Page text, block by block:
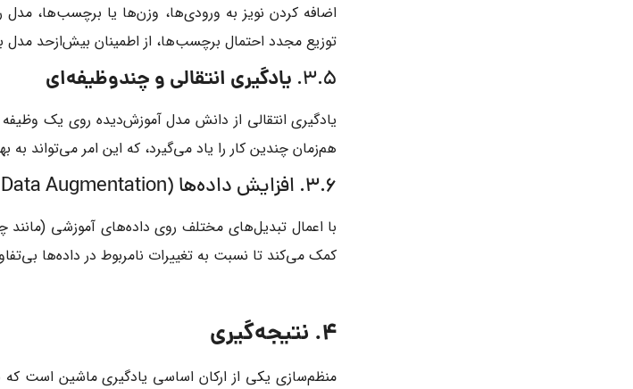
اضافه کردن نویز به ورودی‌ها، وزن‌ها یا برچسب‌ها، مدل
توزیع مجدد احتمال برچسب‌ها، از اطمینان بیش‌ازحد
3.5. یادگیری انتقالی و چندوظیفه‌ای
یادگیری انتقالی از دانش مدل آموزش‌دیده روی یک
هم‌زمان چندین کار را یاد می‌گیرد، که این امر می‌تواند به
3.6. افزایش داده‌ها (Data Augmentation)
با اعمال تبدیل‌های مختلف روی داده‌های آموزشی
کمک می‌کند تا نسبت به تغییرات نامربوط در داده‌ها
4. نتیجه‌گیری
منظم‌سازی یکی از ارکان اساسی یادگیری ماشین است